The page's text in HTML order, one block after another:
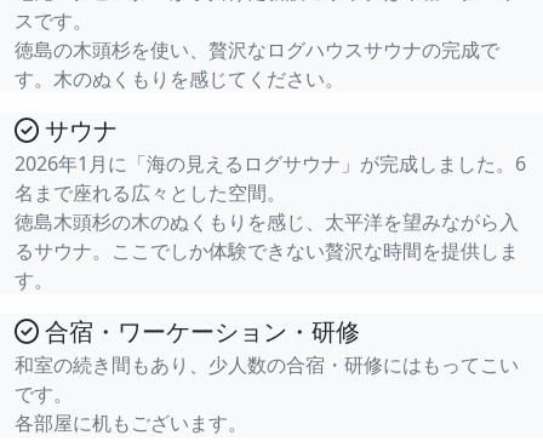
スです。
徳島の木頭杉を使い、贅沢なログハウスサウナの完成で
す。木のぬくもりを感じてください。
サウナ
2026年1月に「海の見えるログサウナ」が完成しました。6
名まで座れる広々とした空間。
徳島木頭杉の木のぬくもりを感じ、太平洋を望みながら入
るサウナ。ここでしか体験できない贅沢な時間を提供しま
す。
合宿・ワーケーション・研修
和室の続き間もあり、少人数の合宿・研修にはもってこい
です。
各部屋に机もございます。